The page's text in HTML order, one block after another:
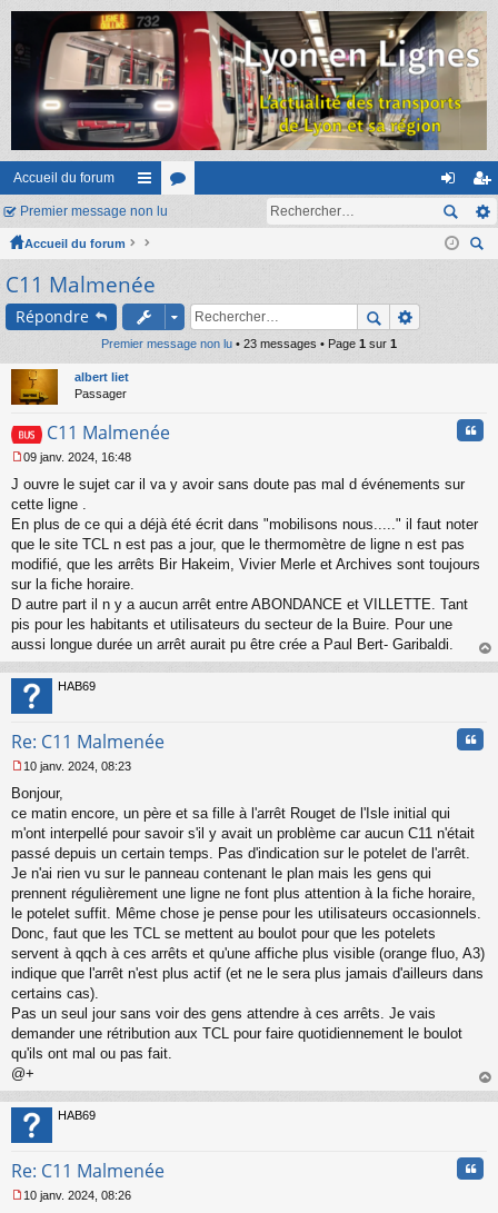
Accueil du forum
ac
co
ur
ci
s
on
ne
ns
cri
Premier message non lu
Accueil du forum
C11 Malmenée
Répondre
Premier message non lu • 23 messages • Page 1 sur 1
albert liet
Passager
C11 Malmenée
e
s
s
g
e
n
o
n
u
09 janv. 2024, 16:48
J ouvre le sujet car il va y avoir sans doute pas mal d événements sur
cette ligne .
En plus de ce qui a déjà été écrit dans "mobilisons nous....." il faut noter
que le site TCL n est pas a jour, que le thermomètre de ligne n est pas
modifié, que les arrêts Bir Hakeim, Vivier Merle et Archives sont toujours
sur la fiche horaire.
D autre part il n y a aucun arrêt entre ABONDANCE et VILLETTE. Tant
pis pour les habitants et utilisateurs du secteur de la Buire. Pour une
aussi longue durée un arrêt aurait pu être crée a Paul Bert- Garibaldi.
au
HAB69
Re: C11 Malmenée
e
s
s
g
e
n
o
n
u
10 janv. 2024, 08:23
Bonjour,
ce matin encore, un père et sa fille à l'arrêt Rouget de l'Isle initial qui
m'ont interpellé pour savoir s'il y avait un problème car aucun C11 n'était
passé depuis un certain temps. Pas d'indication sur le potelet de l'arrêt.
Je n'ai rien vu sur le panneau contenant le plan mais les gens qui
prennent régulièrement une ligne ne font plus attention à la fiche horaire,
le potelet suffit. Même chose je pense pour les utilisateurs occasionnels.
Donc, faut que les TCL se mettent au boulot pour que les potelets
servent à qqch à ces arrêts et qu'une affiche plus visible (orange fluo, A3)
indique que l'arrêt n'est plus actif (et ne le sera plus jamais d'ailleurs dans
certains cas).
Pas un seul jour sans voir des gens attendre à ces arrêts. Je vais
demander une rétribution aux TCL pour faire quotidiennement le boulot
qu'ils ont mal ou pas fait.
@+
au
HAB69
Re: C11 Malmenée
10 janv. 2024, 08:26